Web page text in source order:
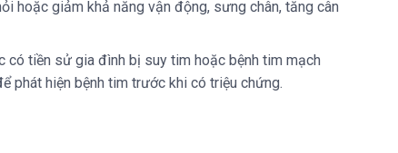
hoặc giảm khả năng vận động, sưng chân, tăng cân
có tiền sử gia đình bị suy tim hoặc bệnh tim mạch
phát hiện bệnh tim trước khi có triệu chứng.